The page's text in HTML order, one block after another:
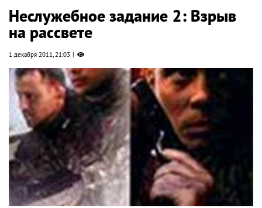
Неслужебное задание 2: Взрыв
на рассвете
1 декабря 2011, 21:03